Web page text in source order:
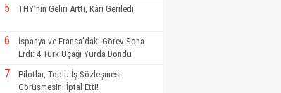
5 THY’nin Geliri Arttı, Kârı Geriledi
6
İspanya ve Fransa'daki Görev Sona
Erdi: 4 Türk Uçağı Yurda Döndü
7
Pilotlar, Toplu İş Sözleşmesi
Görüşmesini İptal Etti!